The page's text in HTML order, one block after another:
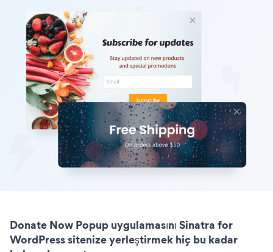
Donate Now Popup uygulamasını Sinatra for
WordPress sitenize yerleştirmek hiç bu kadar